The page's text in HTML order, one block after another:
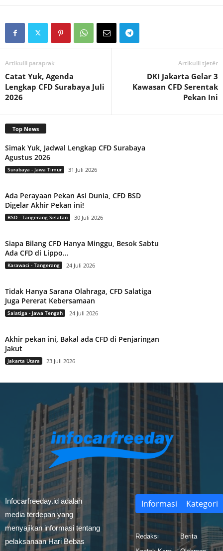
Artikulli paraprak
Catat Yuk, Agenda
Lengkap CFD Surabaya Juli
2026
Artikulli tjetër
DKI Jakarta Gelar 3
Kawasan CFD Serentak
Pekan Ini
Top News
Simak Yuk, Jadwal Lengkap CFD Surabaya
Agustus 2026
Surabaya - Jawa Timur 31 Juli 2026
Ada Perayaan Pekan Asi Dunia, CFD BSD
Digelar Akhir Pekan ini!
BSD - Tangerang Selatan 30 Juli 2026
Siapa Bilang CFD Hanya Minggu, Besok Sabtu
Ada CFD di Lippo...
Karawaci - Tangerang 24 Juli 2026
Tidak Hanya Sarana Olahraga, CFD Salatiga
Juga Pererat Kebersamaan
Salatiga - Jawa Tengah 24 Juli 2026
Akhir pekan ini, Bakal ada CFD di Penjaringan
Jakut
Jakarta Utara 23 Juli 2026
Infocarfreeday.id adalah
media terdepan yang
menyajikan informasi tentang
pelaksanaan Hari Bebas
Informasi
Redaksi
Kategori
Berita